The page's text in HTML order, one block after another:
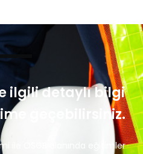
ilgili detaylı bilgi
geçebilirsiniz.
ile OSGB alanında eğitimler